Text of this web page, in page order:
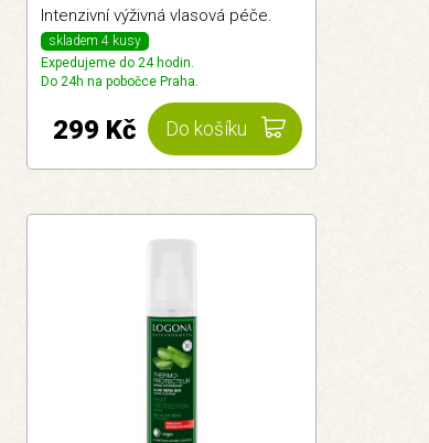
Intenzivní výživná vlasová péče.
skladem 4 kusy
Expedujeme do 24 hodin.
Do 24h na pobočce Praha.
Do košíku
299 Kč